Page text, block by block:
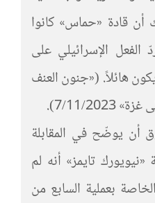
قادة «حماس» كانوا
الفعل الإسرائيلي على
هائلاً. («جنون العنف
2023).
أن يوضّح في المقابلة
تايمز» أنه لم
بعملية السابع من